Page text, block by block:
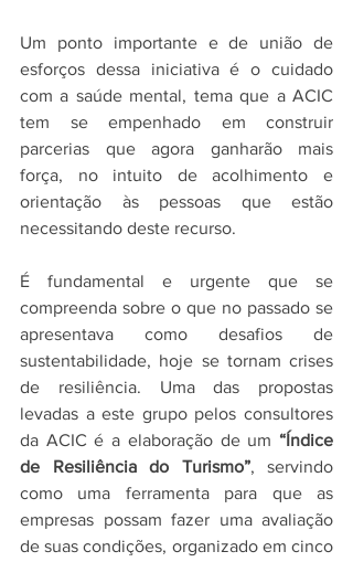
Um ponto importante e de união de
esforços dessa iniciativa é o cuidado
com a saúde mental, tema que a ACIC
tem se empenhado em construir
parcerias que agora ganharão mais
força, no intuito de acolhimento e
orientação às pessoas que estão
necessitando deste recurso.
É fundamental e urgente que se
compreenda sobre o que no passado se
apresentava como desafios de
sustentabilidade, hoje se tornam crises
de resiliência. Uma das propostas
levadas a este grupo pelos consultores
da ACIC é a elaboração de um “Índice
de Resiliência do Turismo”, servindo
como uma ferramenta para que as
empresas possam fazer uma avaliação
de suas condições, organizado em cinco